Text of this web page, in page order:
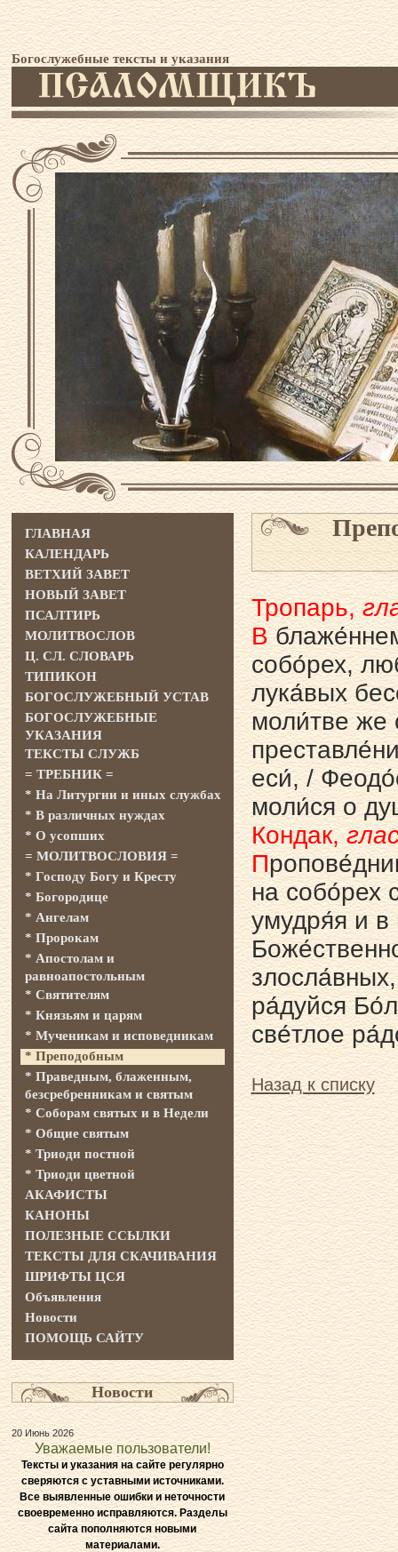
Богослужебные тексты и указания
Тропарь,
В
собо́рех,
лука́вых
моли́тве же
еси́, /
моли́ся о
Кондак,
П
на собо́рех
умудря́я и в
ра́дуйся
све́тлое
Назад к списку
ГЛАВНАЯ
КАЛЕНДАРЬ
ВЕТХИЙ ЗАВЕТ
НОВЫЙ ЗАВЕТ
ПСАЛТИРЬ
МОЛИТВОСЛОВ
Ц. СЛ. СЛОВАРЬ
ТИПИКОН
БОГОСЛУЖЕБНЫЙ УСТАВ
БОГОСЛУЖЕБНЫЕ
УКАЗАНИЯ
ТЕКСТЫ СЛУЖБ
= ТРЕБНИК =
* На Литургии и иных службах
* В различных нуждах
* О усопших
= МОЛИТВОСЛОВИЯ =
* Господу Богу и Кресту
* Богородице
* Ангелам
* Пророкам
* Апостолам и
равноапостольным
* Святителям
* Князьям и царям
* Мученикам и исповедникам
* Преподобным
* Праведным, блаженным,
безсребренникам и святым
* Соборам святых и в Недели
* Общие святым
* Триоди постной
* Триоди цветной
АКАФИСТЫ
КАНОНЫ
ПОЛЕЗНЫЕ ССЫЛКИ
ТЕКСТЫ ДЛЯ СКАЧИВАНИЯ
ШРИФТЫ ЦСЯ
Объявления
Новости
ПОМОЩЬ САЙТУ
Новости
20 Июнь 2026
Уважаемые пользователи!
Тексты и указания на сайте регулярно
сверяются с уставными источниками.
Все выявленные ошибки и неточности
своевременно исправляются. Разделы
сайта пополняются новыми
материалами.